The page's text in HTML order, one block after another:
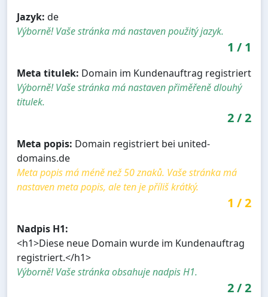
Jazyk: de
Výborně! Vaše stránka má nastaven použitý jazyk.
1 / 1
Meta titulek: Domain im Kundenauftrag registriert
Výborně! Vaše stránka má nastaven přiměřeně dlouhý
titulek.
2/2
Meta popis: Domain registriert bei united-
domains.de
Meta popis má méně než 50 znaků. Vaše stránka má
nastaven meta popis, ale ten je příliš krátký.
1 /2
Nadpis H1:
<h1>Diese neue Domain wurde im Kundenauftrag
registriert.</h1>
Výborně! Vaše stránka obsahuje nadpis H1.
2/2